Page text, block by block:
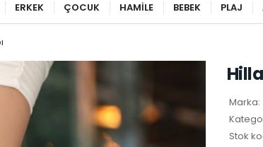
ERKEK ÇOCUK HAMİLE BEBEK PLAJ
Marka:
Stok